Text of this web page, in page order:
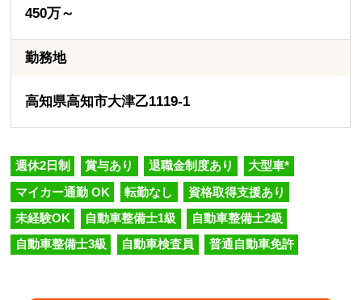
450万～
勤務地
高知県高知市大津乙1119-1
週休2日制 賞与あり 退職金制度あり 大型車*
マイカー通勤 OK 転勤なし 資格取得支援あり
未経験OK 自動車整備士1級 自動車整備士2級
自動車整備士3級 自動車検査員 普通自動車免許